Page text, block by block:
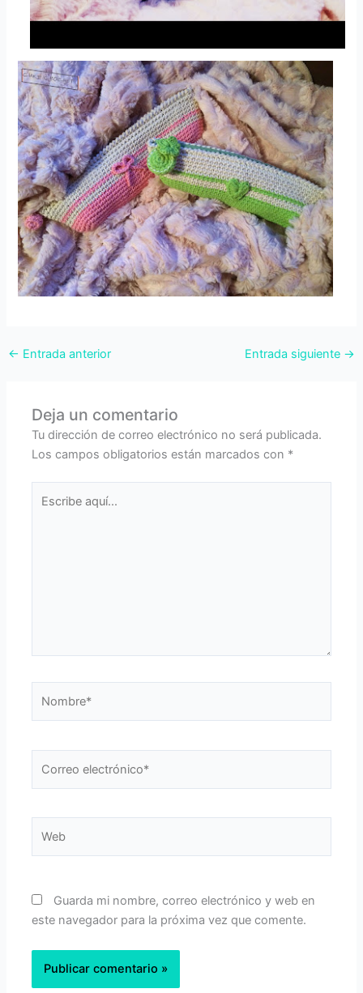
← Entrada anterior Entrada siguiente →
Deja un comentario
Tu dirección de correo electrónico no será publicada.
Los campos obligatorios están marcados con *
aquí...
electrónico*
Guarda mi nombre, correo electrónico y web en
este navegador para la próxima vez que comente.